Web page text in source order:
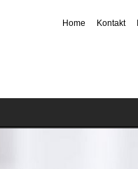
Home Kontakt